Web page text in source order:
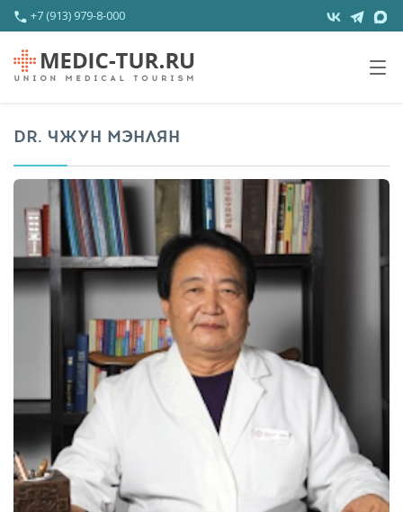
+7 (913) 979-8-000
DR. ЧЖУН МЭНЛЯН